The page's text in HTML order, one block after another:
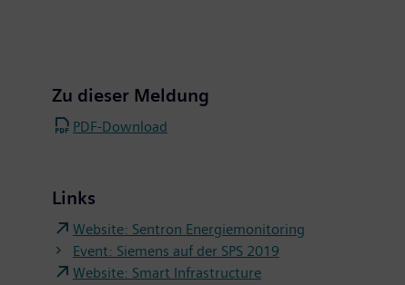
Zu dieser Meldung
PDF-Download
Links
Website: Sentron Energiemonitoring
Event: Siemens auf der SPS 2019
Website: Smart Infrastructure